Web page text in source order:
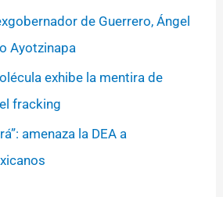
de Guerrero, Ángel
Ayotzinapa
exhibe la mentira de
fracking
amenaza la DEA a